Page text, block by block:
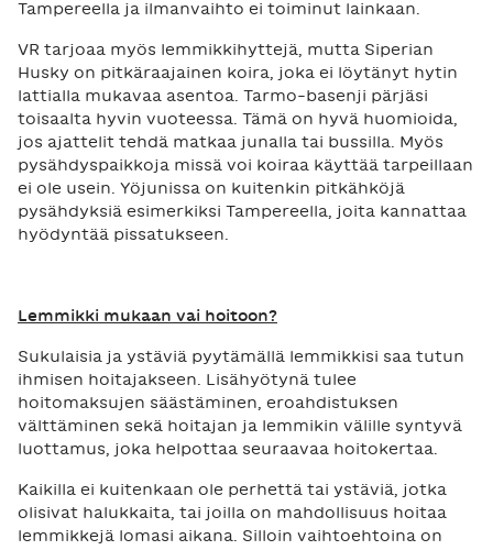
Tampereella ja ilmanvaihto ei toiminut lainkaan.
VR tarjoaa myös lemmikkihyttejä, mutta Siperian
Husky on pitkäraajainen koira, joka ei löytänyt hytin
lattialla mukavaa asentoa. Tarmo-basenji pärjäsi
toisaalta hyvin vuoteessa. Tämä on hyvä huomioida,
jos ajattelit tehdä matkaa junalla tai bussilla. Myös
pysähdyspaikkoja missä voi koiraa käyttää tarpeillaan
ei ole usein. Yöjunissa on kuitenkin pitkähköjä
pysähdyksiä esimerkiksi Tampereella, joita kannattaa
hyödyntää pissatukseen.
Lemmikki mukaan vai hoitoon?
Sukulaisia ja ystäviä pyytämällä lemmikkisi saa tutun
ihmisen hoitajakseen. Lisähyötynä tulee
hoitomaksujen säästäminen, eroahdistuksen
välttäminen sekä hoitajan ja lemmikin välille syntyvä
luottamus, joka helpottaa seuraavaa hoitokertaa.
Kaikilla ei kuitenkaan ole perhettä tai ystäviä, jotka
olisivat halukkaita, tai joilla on mahdollisuus hoitaa
lemmikkejä lomasi aikana. Silloin vaihtoehtoina on